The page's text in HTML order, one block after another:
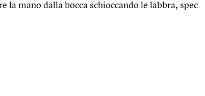
la mano dalla bocca schioccando le labbra, spec.